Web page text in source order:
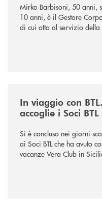
Mirko Barbisoni, 50 anni,
10 anni, è il Gestore
di cui otto al servizio della
In viaggio con
accoglie i Soci BTL
Si è concluso nei giorni
ai Soci BTL che ha avuto
vacanze Vera Club in